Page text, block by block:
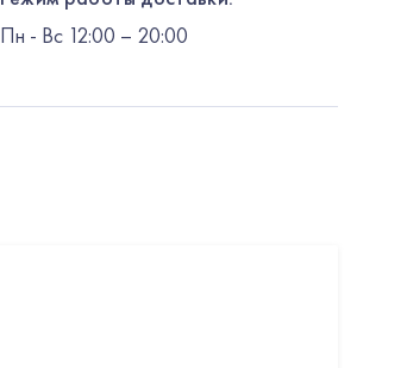
Пн - Вс 12:00 – 20:00